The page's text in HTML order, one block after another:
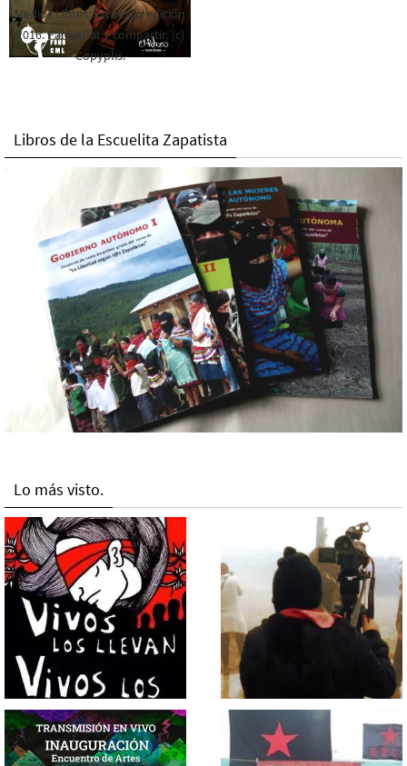
Medios Libres. Esta es la edición
2016. Para rolar y compartir. (c)
Copyplis.
Libros de la Escuelita Zapatista
Lo más visto.